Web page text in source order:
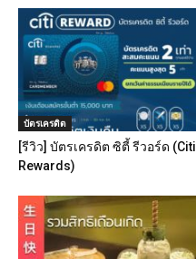
บัตรเครดิต
[รีวิว] บัตรเครดิต ซิตี้ รีวอร์ด (Citi
Rewards)